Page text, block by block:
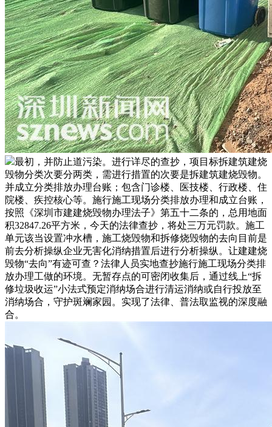
最初，并防止道污染。进行详尽的查抄，项目标拆建筑建烧
毁物分类次要分两类，需进行措置的次要是拆建筑建烧毁物。
并成立分类排放办理台账；包含门诊楼、医技楼、行政楼、住
院楼、疾控核心等。施行施工现场分类排放办理和成立台账，
按照《深圳市建建烧毁物办理法子》第五十二条的，总用地面
积32847.26平方米，今天的法律查抄，将处三万元罚款。施工
单元该当设置冲水槽，施工烧毁物和拆修烧毁物的去向目前是
前去分析操纵企业无害化消纳措置后进行分析操纵。让建建烧
毁物“去向”有迹可查？法律人员实地查抄施行施工现场分类排
放办理工做的环境。无暂存点的可密闭收集后，通过线上“拆
修垃圾收运”小法式预定消纳场合进行清运消纳或自行投放至
消纳场合，守护斑斓家园。实现了法律、普法取监视的深度融
合。